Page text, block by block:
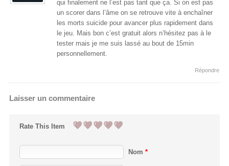
qui finalement ne l’est pas tant que ça. Si on est pas
un scorer dans l’âme on se retrouve vite à enchaîner
les morts suicide pour avancer plus rapidement dans
le jeu. Mais bon c’est gratuit alors n’hésitez pas à le
tester mais je me suis lassé au bout de 15min
personnellement.
Répondre
Laisser un commentaire
Rate This Item
Nom *